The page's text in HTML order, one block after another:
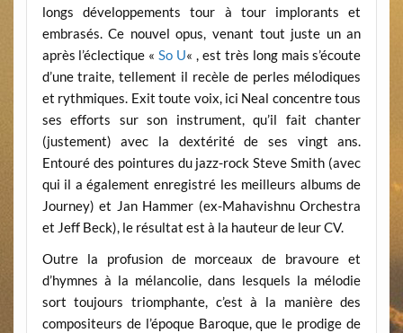
longs développements tour à tour implorants et
embrasés. Ce nouvel opus, venant tout juste un an
après l’éclectique «So U« , est très long mais s’écoute
d’une traite, tellement il recèle de perles mélodiques
et rythmiques. Exit toute voix, ici Neal concentre tous
ses efforts sur son instrument, qu’il fait chanter
(justement) avec la dextérité de ses vingt ans.
Entouré des pointures du jazz-rock Steve Smith (avec
qui il a également enregistré les meilleurs albums de
Journey) et Jan Hammer (ex-Mahavishnu Orchestra
et Jeff Beck), le résultat est à la hauteur de leur CV.
Outre la profusion de morceaux de bravoure et
d’hymnes à la mélancolie, dans lesquels la mélodie
sort toujours triomphante, c’est à la manière des
compositeurs de l’époque Baroque, que le prodige de